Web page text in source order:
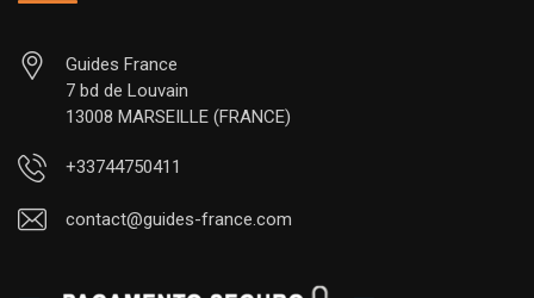
Guides France
7 bd de Louvain
13008 MARSEILLE (FRANCE)
+33744750411
contact@guides-france.com